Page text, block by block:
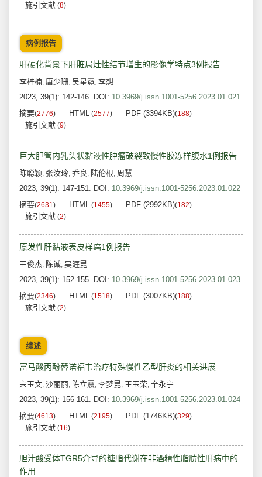
施引文献 (8)
病例报告
肝硬化背景下肝脏局灶性结节增生的影像学特点3例报告
李梓楠, 唐少珊, 吴星霓, 李想
2023, 39(1): 142-146. DOI: 10.3969/j.issn.1001-5256.2023.01.021
摘要(2776) HTML (2577) PDF (3394KB)(188)
施引文献 (9)
巨大胆管内乳头状黏液性肿瘤破裂致慢性胶冻样腹水1例报告
陈聪颖, 张汝玲, 乔良, 陆伦根, 周慧
2023, 39(1): 147-151. DOI: 10.3969/j.issn.1001-5256.2023.01.022
摘要(2631) HTML (1455) PDF (2992KB)(182)
施引文献 (2)
原发性肝黏液表皮样癌1例报告
王俊杰, 陈诚, 吴涯昆
2023, 39(1): 152-155. DOI: 10.3969/j.issn.1001-5256.2023.01.023
摘要(2346) HTML (1518) PDF (3007KB)(188)
施引文献 (2)
综述
富马酸丙酚替诺福韦治疗特殊慢性乙型肝炎的相关进展
宋玉文, 沙丽丽, 陈立震, 李梦昆, 王玉荣, 辛永宁
2023, 39(1): 156-161. DOI: 10.3969/j.issn.1001-5256.2023.01.024
摘要(4613) HTML (2195) PDF (1746KB)(329)
施引文献 (16)
胆汁酸受体TGR5介导的糖脂代谢在非酒精性脂肪性肝病中的
作用